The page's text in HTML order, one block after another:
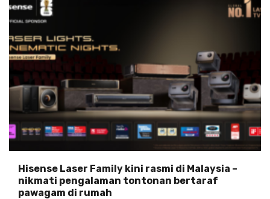
Hisense Laser Family kini rasmi di Malaysia –
nikmati pengalaman tontonan bertaraf
pawagam di rumah